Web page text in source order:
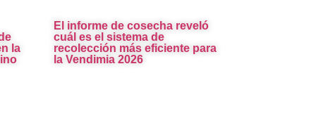
la
El informe de cosecha reveló
cuál es el sistema de
recolección más eficiente para
la Vendimia 2026